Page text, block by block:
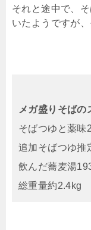
それと途中で、
いたようですが
メガ盛りそばの
そばつゆと薬味
追加そばつゆ推
飲んだ蕎麦湯
総重量約2.4kg